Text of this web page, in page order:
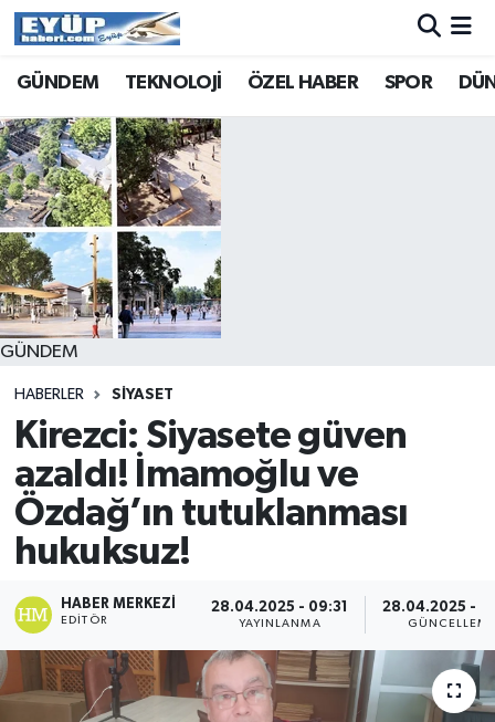
GÜNDEM TEKNOLOJİ ÖZEL HABER SPOR
GÜNDEM
HABERLER SİYASET
Kirezci: Siyasete güven
azaldı! İmamoğlu ve
Özdağ’ın tutuklanması
hukuksuz!
HABER MERKEZI
EDITÖR
28.04.2025 - 09:31
YAYINLANMA
28.04.2025 -